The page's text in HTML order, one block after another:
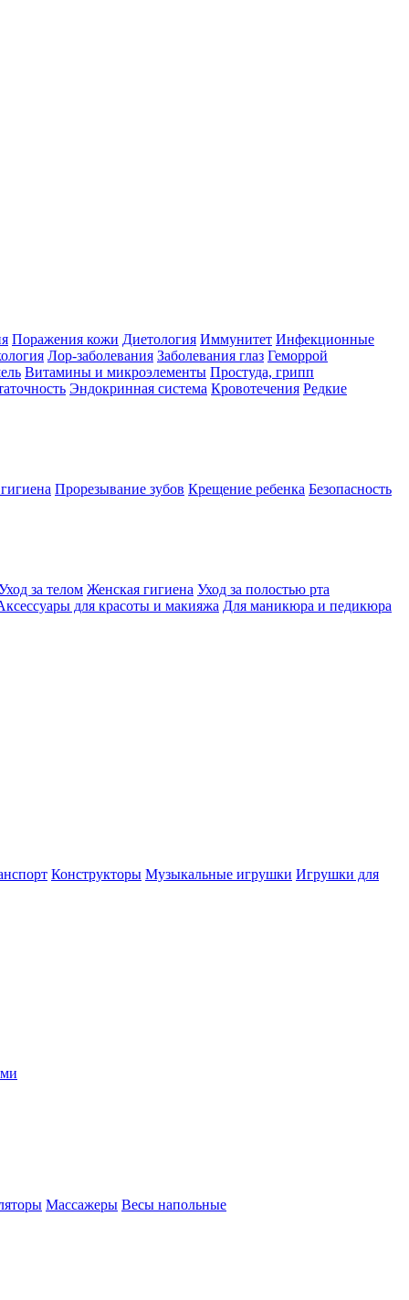
Поражения кожи Диетология Иммунитет Инфекционные
Лор-заболевания Заболевания глаз Геморрой
Витамины и микроэлементы Простуда, грипп
Эндокринная система Кровотечения Редкие
Прорезывание зубов Крещение ребенка Безопасность
за телом Женская гигиена Уход за полостью рта
для красоты и макияжа Для маникюра и педикюра
Конструкторы Музыкальные игрушки Игрушки для
Массажеры Весы напольные